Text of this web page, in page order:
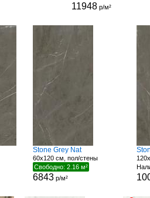
11948 р/м²
Stone Grey Nat
60x120 см, пол/стены
Свободно: 2.16 м²
6843р/м²